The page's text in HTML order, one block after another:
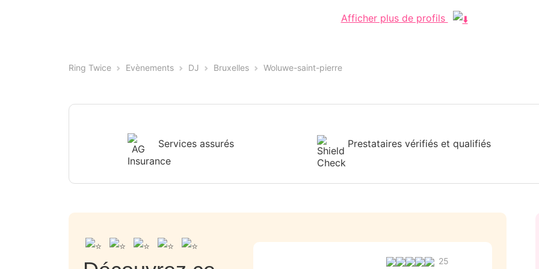
Afficher plus de profils
Ring Twice Evènements DJ Bruxelles Woluwe-saint-pierre
Services assurés Prestataires vérifiés et qualifiés
25